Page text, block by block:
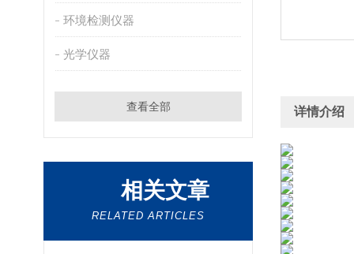
环境检测仪器
光学仪器
查看全部
相关文章
RELATED ARTICLES
详情介绍